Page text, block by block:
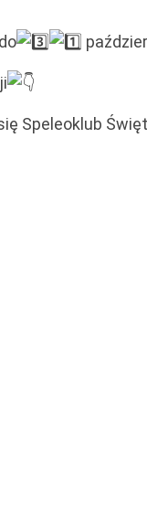
Speleoklub